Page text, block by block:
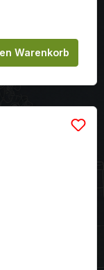
als Solist.
Warenkorb